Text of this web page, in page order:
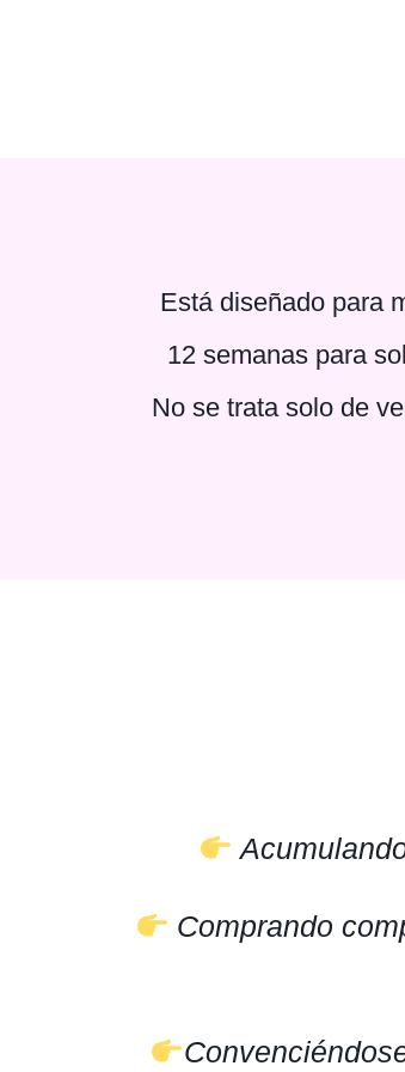
Está diseñado para
12 semanas para
No se trata solo de
Comprando